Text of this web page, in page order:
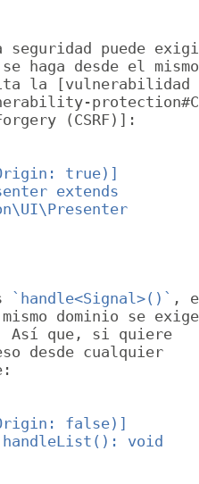
seguridad puede
haga desde el
la [vulnerabilidad
(CSRF)]:
true)]
extends
`handle<Signal>()` ,
dominio se
Así que, si quiere
desde cualquier
false)]
void